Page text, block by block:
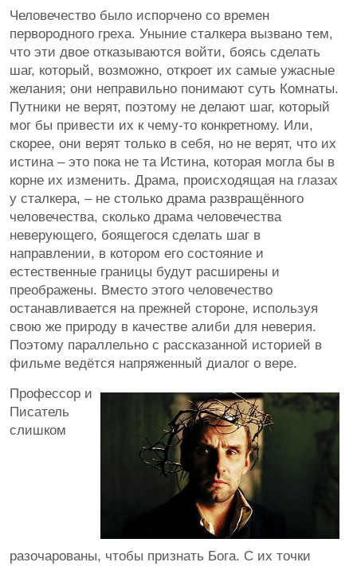
Человечество было испорчено со времен
первородного греха. Уныние сталкера вызвано тем,
что эти двое отказываются войти, боясь сделать
шаг, который, возможно, откроет их самые ужасные
желания; они неправильно понимают суть Комнаты.
Путники не верят, поэтому не делают шаг, который
мог бы привести их к чему-то конкретному. Или,
скорее, они верят только в себя, но не верят, что их
истина – это пока не та Истина, которая могла бы в
корне их изменить. Драма, происходящая на глазах
у сталкера, – не столько драма развращённого
человечества, сколько драма человечества
неверующего, боящегося сделать шаг в
направлении, в котором его состояние и
естественные границы будут расширены и
преображены. Вместо этого человечество
останавливается на прежней стороне, используя
свою же природу в качестве алиби для неверия.
Поэтому параллельно с рассказанной историей в
фильме ведётся напряженный диалог о вере.
Профессор и
Писатель
слишком
разочарованы, чтобы признать Бога. С их точки